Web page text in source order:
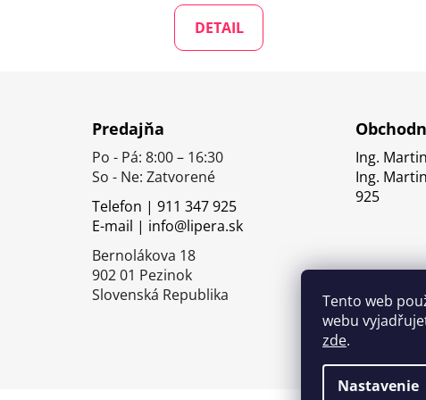
Tento web
webu
zde.
Nastavenie
DETAIL
Predajňa
Po - Pá: 8:00 – 16:30
So - Ne: Zatvorené
Telefon | 911 347 925
E-mail | info@lipera.sk
Bernolákova 18
902 01 Pezinok
Slovenská Republika
Ing.
Ing.
925